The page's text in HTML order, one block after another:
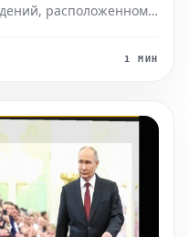
расположенном в
к выяснению
1 МИН